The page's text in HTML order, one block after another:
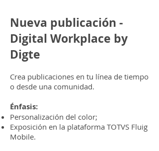
Nueva publicación -
Digital Workplace by
Digte
Crea publicaciones en tu línea de tiempo
o desde una comunidad.
Énfasis:
Personalización del color;
Exposición en la plataforma TOTVS Fluig
Mobile.